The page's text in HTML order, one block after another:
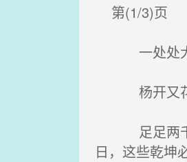
第(1/3)页
一处处大域
杨开又花千
足足两千年
日，这些乾坤